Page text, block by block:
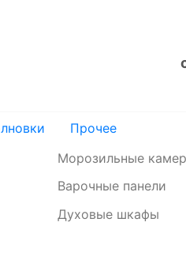
Прочее
Морозильные
Варочные панели
Духовые шкафы